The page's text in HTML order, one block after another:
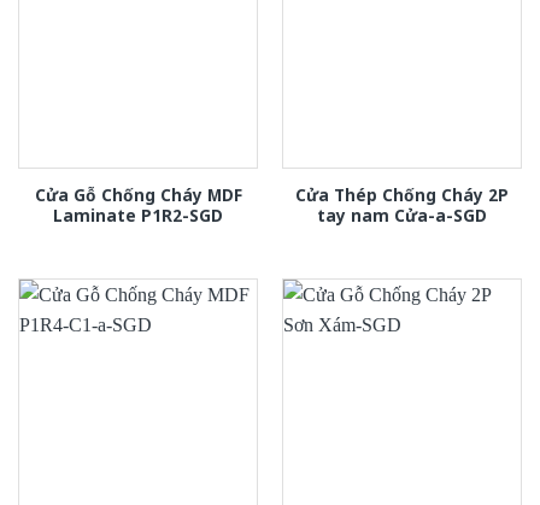
Cửa Gỗ Chống Cháy MDF
Laminate P1R2-SGD
Cửa Thép Chống Cháy 2P
tay nam Cửa-a-SGD